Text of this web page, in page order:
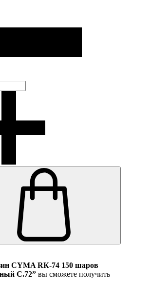
CYMA RК-74 150 шаров
C.72” вы сможете получить